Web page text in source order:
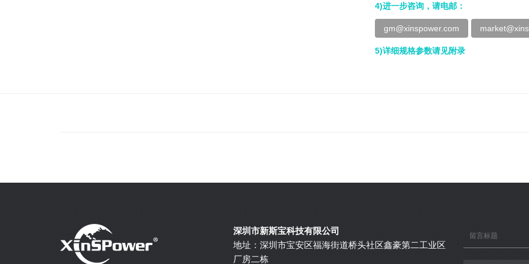
4)进一步咨询，请电邮：
gm@xinspower.com
5)详细规格参数请见附录
深圳市新斯宝科技有限公司
地址：深圳市宝安区福海街道桥头社区鑫豪第二工业区
厂房二栋